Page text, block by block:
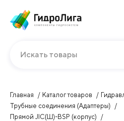
Искать товары
Главная Каталог товаров
Трубные соединения (Адаптеры)
Прямой JIC(Ш)-BSP (корпус)